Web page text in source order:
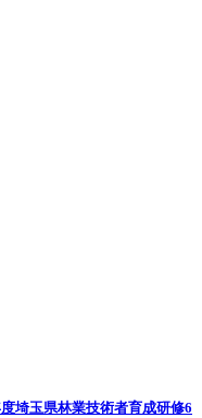
埼玉県林業技術者育成研修6